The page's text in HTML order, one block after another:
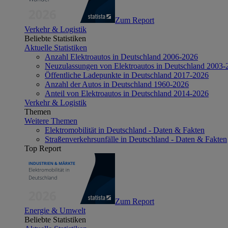
Zum Report
Verkehr & Logistik
Beliebte Statistiken
Aktuelle Statistiken
Anzahl Elektroautos in Deutschland 2006-2026
Neuzulassungen von Elektroautos in Deutschland 2003-
Öffentliche Ladepunkte in Deutschland 2017-2026
Anzahl der Autos in Deutschland 1960-2026
Anteil von Elektroautos in Deutschland 2014-2026
Verkehr & Logistik
Themen
Weitere Themen
Elektromobilität in Deutschland - Daten & Fakten
Straßenverkehrsunfälle in Deutschland - Daten & Fakten
Top Report
Zum Report
Energie & Umwelt
Beliebte Statistiken